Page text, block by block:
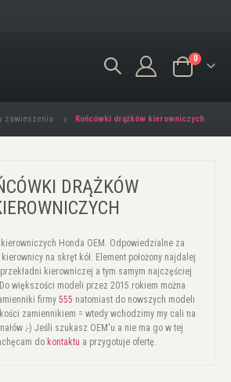
Koszyk
0produkty/
zawieszenia Końcówki drążków kierowniczych
DRĄŻKÓW
Honda OEM. Odpowiedzialne za
na skręt kół. Element położony najdalej
kierowniczej a tym samym najczęściej
większości modeli przez 2015 rokiem można
firmy 555 natomiast do nowszych modeli
zamiennikiem = wtedy wchodzimy my cali na
;-) Jeśli szukasz OEM'u a nie ma go w tej
do kontaktu a przygotuje ofertę.